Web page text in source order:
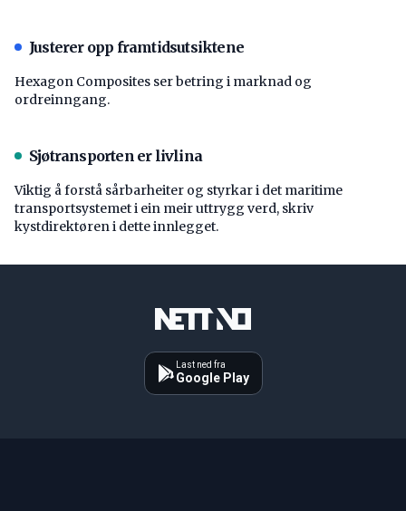
Justerer opp framtidsutsiktene
Hexagon Composites ser betring i marknad og
ordreinngang.
Sjøtransporten er livlina
Viktig å forstå ­sårbarheiter og styrkar i det maritime
transport­systemet i ein meir uttrygg verd, skriv
kystdirektøren i dette innlegget.
Last ned fra
Google Play